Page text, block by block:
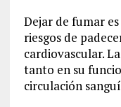
Dejar de fumar
riesgos de
cardiovascular.
tanto en su
circulación